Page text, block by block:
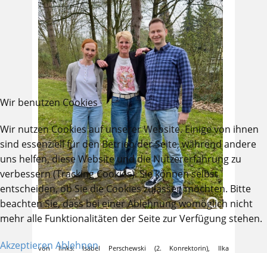
von links: Isabel Perschewski (2. Konrektorin), Ilka
Wir benutzen Cookies
Wir nutzen Cookies auf unserer Website. Einige von ihnen
sind essenziell für den Betrieb der Seite, während andere
uns helfen, diese Website und die Nutzererfahrung zu
verbessern (Tracking Cookies). Sie können selbst
entscheiden, ob Sie die Cookies zulassen möchten. Bitte
beachten Sie, dass bei einer Ablehnung womöglich nicht
mehr alle Funktionalitäten der Seite zur Verfügung stehen.
Akzeptieren Ablehnen